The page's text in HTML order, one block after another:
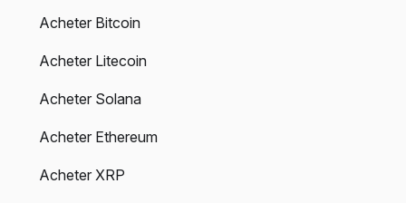
Acheter Bitcoin
Acheter Litecoin
Acheter Solana
Acheter Ethereum
Acheter XRP